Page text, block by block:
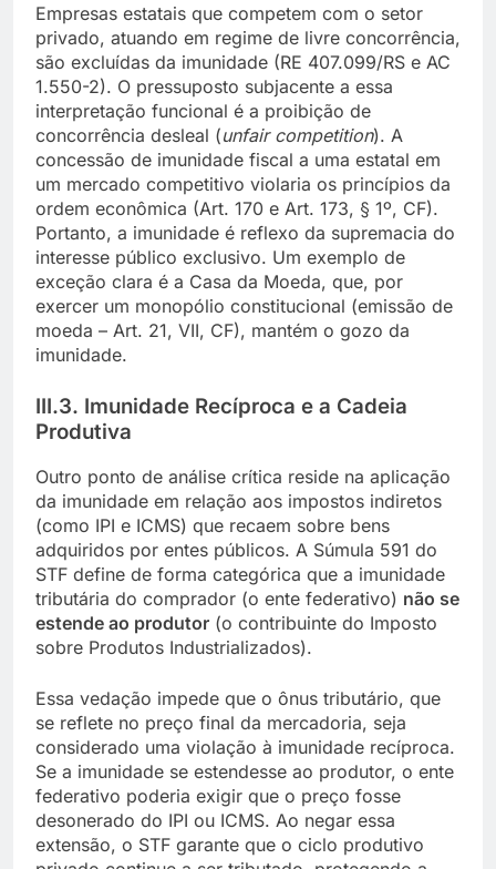
Empresas estatais que competem com o setor
privado, atuando em regime de livre concorrência,
são excluídas da imunidade (RE 407.099/RS e AC
1.550-2). O pressuposto subjacente a essa
interpretação funcional é a proibição de
concorrência desleal (unfair competition). A
concessão de imunidade fiscal a uma estatal em
um mercado competitivo violaria os princípios da
ordem econômica (Art. 170 e Art. 173, § 1º, CF).
Portanto, a imunidade é reflexo da supremacia do
interesse público exclusivo. Um exemplo de
exceção clara é a Casa da Moeda, que, por
exercer um monopólio constitucional (emissão de
moeda – Art. 21, VII, CF), mantém o gozo da
imunidade.
III.3. Imunidade Recíproca e a Cadeia
Produtiva
Outro ponto de análise crítica reside na aplicação
da imunidade em relação aos impostos indiretos
(como IPI e ICMS) que recaem sobre bens
adquiridos por entes públicos. A Súmula 591 do
STF define de forma categórica que a imunidade
tributária do comprador (o ente federativo) não se
estende ao produtor (o contribuinte do Imposto
sobre Produtos Industrializados).
Essa vedação impede que o ônus tributário, que
se reflete no preço final da mercadoria, seja
considerado uma violação à imunidade recíproca.
Se a imunidade se estendesse ao produtor, o ente
federativo poderia exigir que o preço fosse
desonerado do IPI ou ICMS. Ao negar essa
extensão, o STF garante que o ciclo produtivo